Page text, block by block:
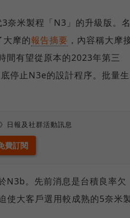
米製程「N3」的升級版。名
摩的報告摘要 ，內容稱大摩
間有望從原本的2023年第三
停止N3e的設計程序。批量生
日報及社群活動訊息
N3b。先前消息是台積良率欠
使大客戶選用較成熟的5奈米